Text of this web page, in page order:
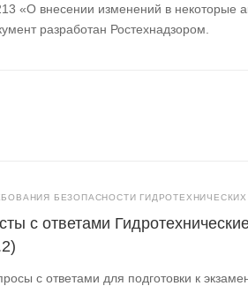
«О внесении изменений в некоторые
разработан Ростехнадзором.
БЕЗОПАСНОСТИ
с ответами
с ответами для подготовки к